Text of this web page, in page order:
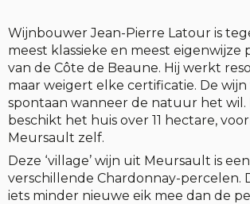
Wijnbouwer Jean-Pierre Latour is
meest klassieke en meest
van de Côte de Beaune. Hij werkt
maar weigert elke certificatie. De
spontaan wanneer de natuur het wil.
beschikt het huis over 11 hectare,
Meursault zelf.
Deze ‘village’ wijn uit Meursault is
verschillende Chardonnay-percelen.
iets minder nieuwe eik mee dan de